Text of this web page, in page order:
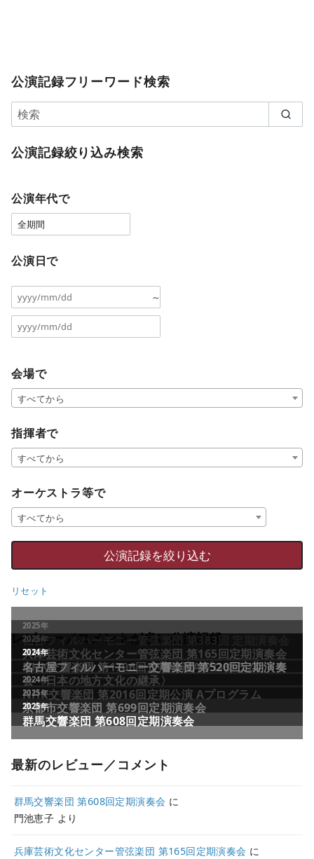
公演記録フリーワード検索
公演記録絞り込み検索
公演年代で
公演日で
～
会場で
すべてから
指揮者で
すべてから
オーケストラ等で
すべてから
リセット
レビュー／コメントが多い公演記録
最新のレビュー／コメント
群馬交響楽団 第608回定期演奏会 に
門池恵子 より
兵庫芸術文化センター管弦楽団 第165回定期演奏会 に